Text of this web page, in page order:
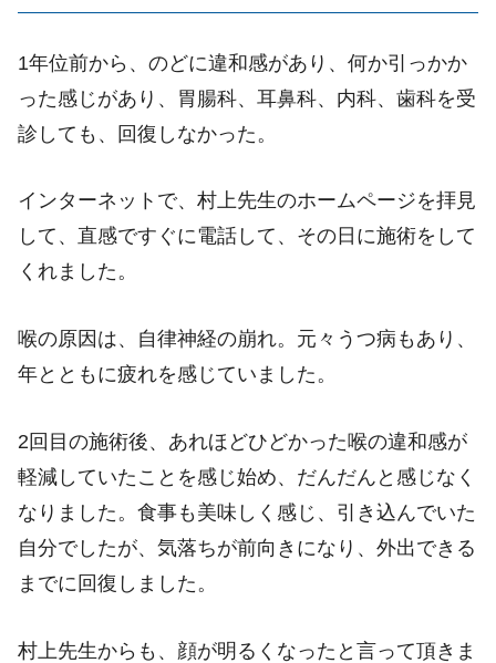
1年位前から、のどに違和感があり、何か引っかか
った感じがあり、胃腸科、耳鼻科、内科、歯科を受
診しても、回復しなかった。
インターネットで、村上先生のホームページを拝見
して、直感ですぐに電話して、その日に施術をして
くれました。
喉の原因は、自律神経の崩れ。元々うつ病もあり、
年とともに疲れを感じていました。
2回目の施術後、あれほどひどかった喉の違和感が
軽減していたことを感じ始め、だんだんと感じなく
なりました。食事も美味しく感じ、引き込んでいた
自分でしたが、気落ちが前向きになり、外出できる
までに回復しました。
村上先生からも、顔が明るくなったと言って頂きま